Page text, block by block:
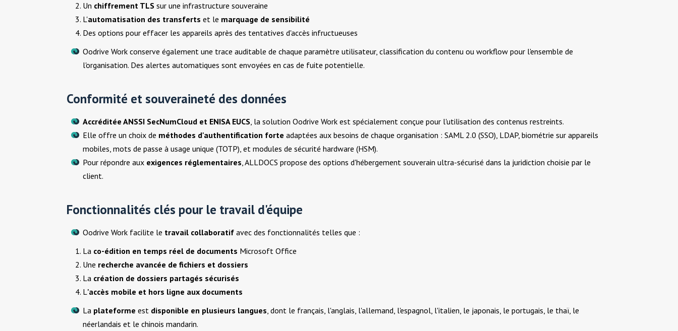
Un chiffrement TLS sur une infrastructure souveraine
L'automatisation des transferts et le marquage de sensibilité
Des options pour effacer les appareils après des tentatives d'accès infructueuses
Oodrive Work conserve également une trace auditable de chaque paramètre utilisateur, classification du contenu ou workflow pour l'ensemble de
l'organisation. Des alertes automatiques sont envoyées en cas de fuite potentielle.
Conformité et souveraineté des données
Accréditée ANSSI SecNumCloud et ENISA EUCS, la solution Oodrive Work est spécialement conçue pour l'utilisation des contenus restreints.
Elle offre un choix de méthodes d'authentification forte adaptées aux besoins de chaque organisation : SAML 2.0 (SSO), LDAP, biométrie sur appareils
mobiles, mots de passe à usage unique (TOTP), et modules de sécurité hardware (HSM).
Pour répondre aux exigences réglementaires, ALLDOCS propose des options d'hébergement souverain ultra-sécurisé dans la juridiction choisie par le
client.
Fonctionnalités clés pour le travail d'équipe
Oodrive Work facilite le travail collaboratif avec des fonctionnalités telles que :
La co-édition en temps réel de documents Microsoft Office
Une recherche avancée de fichiers et dossiers
La création de dossiers partagés sécurisés
L'accès mobile et hors ligne aux documents
La plateforme est disponible en plusieurs langues, dont le français, l'anglais, l'allemand, l'espagnol, l'italien, le japonais, le portugais, le thaï, le
néerlandais et le chinois mandarin.